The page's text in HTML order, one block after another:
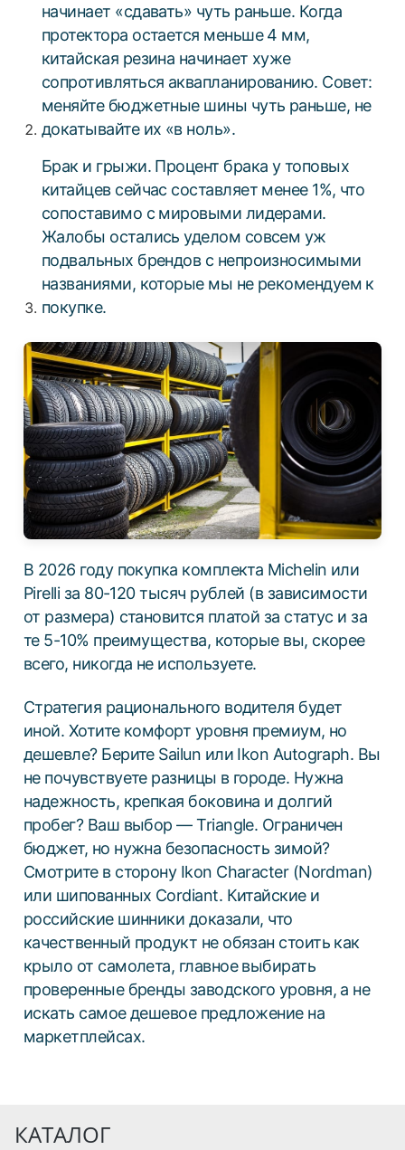
начинает «сдавать» чуть раньше. Когда
протектора остается меньше 4 мм,
китайская резина начинает хуже
сопротивляться аквапланированию. Совет:
меняйте бюджетные шины чуть раньше, не
докатывайте их «в ноль».
Брак и грыжи. Процент брака у топовых
китайцев сейчас составляет менее 1%, что
сопоставимо с мировыми лидерами.
Жалобы остались уделом совсем уж
подвальных брендов с непроизносимыми
названиями, которые мы не рекомендуем к
покупке.
В 2026 году покупка комплекта Michelin или
Pirelli за 80-120 тысяч рублей (в зависимости
от размера) становится платой за статус и за
те 5-10% преимущества, которые вы, скорее
всего, никогда не используете.
Стратегия рационального водителя будет
иной. Хотите комфорт уровня премиум, но
дешевле? Берите Sailun или Ikon Autograph. Вы
не почувствуете разницы в городе. Нужна
надежность, крепкая боковина и долгий
пробег? Ваш выбор — Triangle. Ограничен
бюджет, но нужна безопасность зимой?
Смотрите в сторону Ikon Character (Nordman)
или шипованных Cordiant. Китайские и
российские шинники доказали, что
качественный продукт не обязан стоить как
крыло от самолета, главное выбирать
проверенные бренды заводского уровня, а не
искать самое дешевое предложение на
маркетплейсах.
КАТАЛОГ